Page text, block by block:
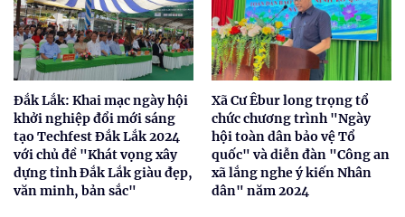
Đắk Lắk: Khai mạc ngày hội
khởi nghiệp đổi mới sáng
tạo Techfest Đắk Lắk 2024
với chủ đề "Khát vọng xây
dựng tỉnh Đắk Lắk giàu đẹp,
văn minh, bản sắc"
Xã Cư Êbur long trọng tổ
chức chương trình "Ngày
hội toàn dân bảo vệ Tổ
quốc" và diễn đàn "Công an
xã lắng nghe ý kiến Nhân
dân" năm 2024